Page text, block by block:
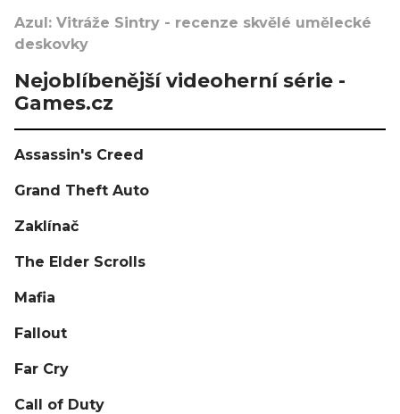
Azul: Vitráže Sintry - recenze skvělé umělecké
deskovky
Nejoblíbenější videoherní série -
Games.cz
Assassin's Creed
Grand Theft Auto
Zaklínač
The Elder Scrolls
Mafia
Fallout
Far Cry
Call of Duty